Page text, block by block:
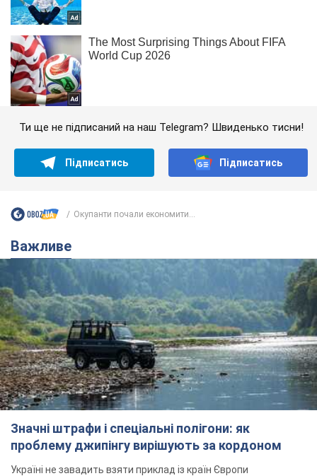
Ти ще не підписаний на наш Telegram? Швиденько тисни!
Підписатись Підписатись
Окупанти почали економити...
Важливе
Значні штрафи і спеціальні полігони: як
проблему джипінгу вирішують за кордоном
Україні не завадить взяти приклад із країн Європи